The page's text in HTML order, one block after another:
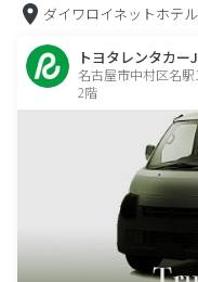
ダイワロイネットホテ
トヨタレンタカー
名古屋市中村区名
2階